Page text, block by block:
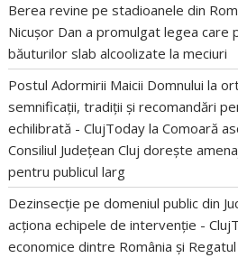
Berea revine pe stadioanele din
Nicușor Dan a promulgat legea care
băuturilor slab alcoolizate la meciuri
Postul Adormirii Maicii Domnului la
semnificații, tradiții și recomandări
echilibrată - ClujToday laComoară
Consiliul Județean Cluj dorește
pentru publicul larg
Dezinsecție pe domeniul public din
acționa echipele de intervenție -
economice dintre România și